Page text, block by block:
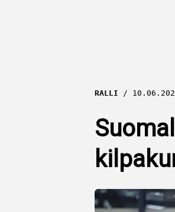
RALLI